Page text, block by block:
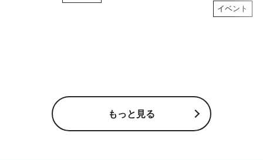
イベント
もっと見る